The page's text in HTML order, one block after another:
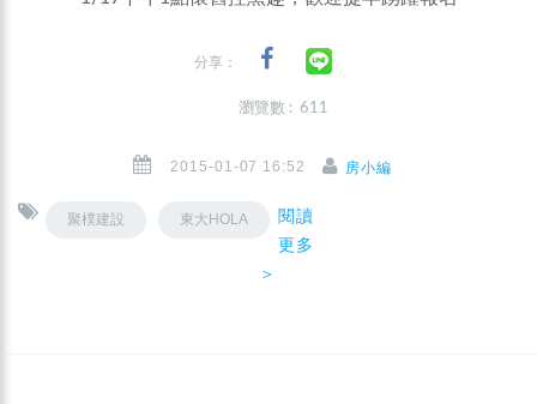
分享：
瀏覽數 : 611
2015-01-07 16:52 房小編
聚樸建設 東大HOLA
閱讀
更多
＞